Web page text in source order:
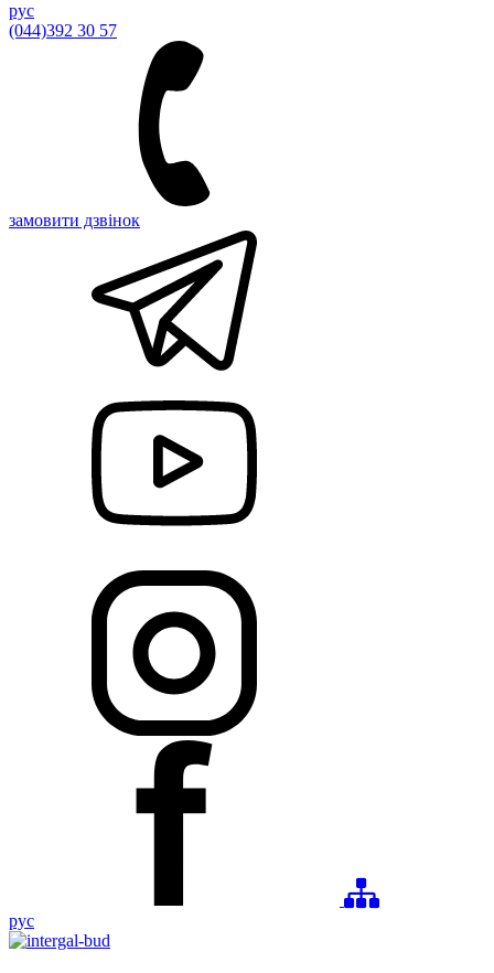
рус
(044)392 30 57
замовити дзвінок
рус